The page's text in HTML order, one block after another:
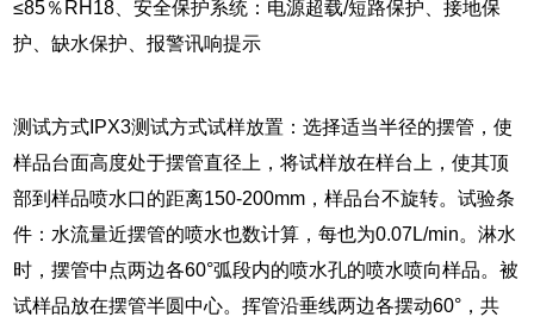
≤85％RH18、安全保护系统：电源超载/短路保护、接地保
护、缺水保护、报警讯响提示
测试方式IPX3测试方式试样放置：选择适当半径的摆管，使
样品台面高度处于摆管直径上，将试样放在样台上，使其顶
部到样品喷水口的距离150-200mm，样品台不旋转。试验条
件：水流量近摆管的喷水也数计算，每也为0.07L/min。淋水
时，摆管中点两边各60°弧段内的喷水孔的喷水喷向样品。被
试样品放在摆管半圆中心。挥管沿垂线两边各摆动60°，共